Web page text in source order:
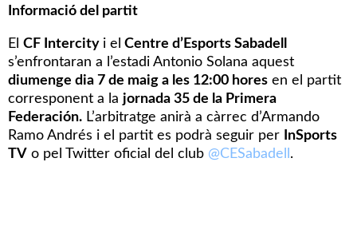
Informació del partit
El CF Intercity i el Centre d’Esports Sabadell
s’enfrontaran a l’estadi Antonio Solana aquest
diumenge dia 7 de maig a les 12:00 hores en el partit
corresponent a la jornada 35 de la Primera
Federación. L’arbitratge anirà a càrrec d’Armando
Ramo Andrés i el partit es podrà seguir per
InSports
TV o pel Twitter oficial del club @CESabadell .